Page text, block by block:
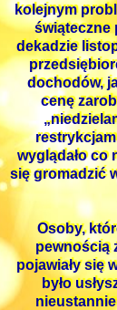
kolejnym
świąteczne
dekadzie
dochodów,
cenę
wyglądało co
się gromadzić
Osoby,
pewnością
pojawiały się
było